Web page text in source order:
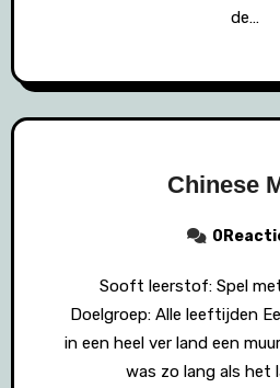
de…
Chinese
Sooft leerstof: Spel met ukemi vormen
Doelgroep: Alle leeftijden
in een heel ver land een
was zo lang als het